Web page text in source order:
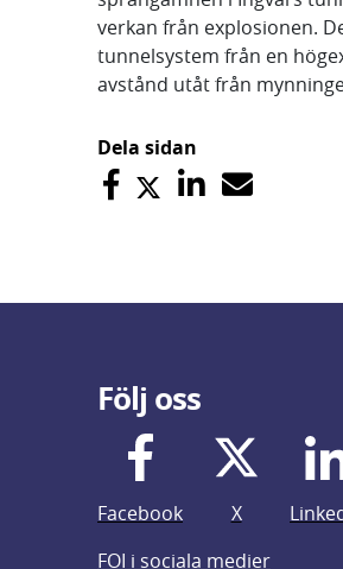
verkan från explosionen.
tunnelsystem från en
avstånd utåt från
Dela sidan
Följ oss
Facebook X
FOI i sociala medier